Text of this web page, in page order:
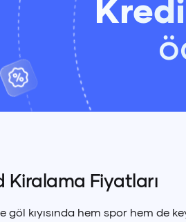
Kiralama Fiyatları
göl kıyısında hem spor hem de